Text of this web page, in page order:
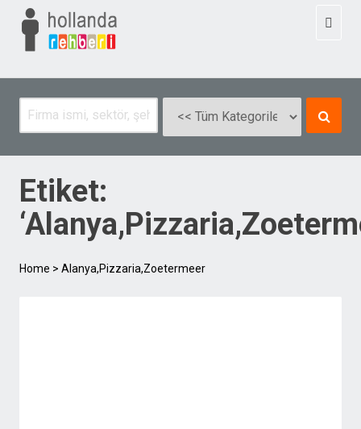
Etiket:
Home > Alanya,Pizzaria,Zoetermeer